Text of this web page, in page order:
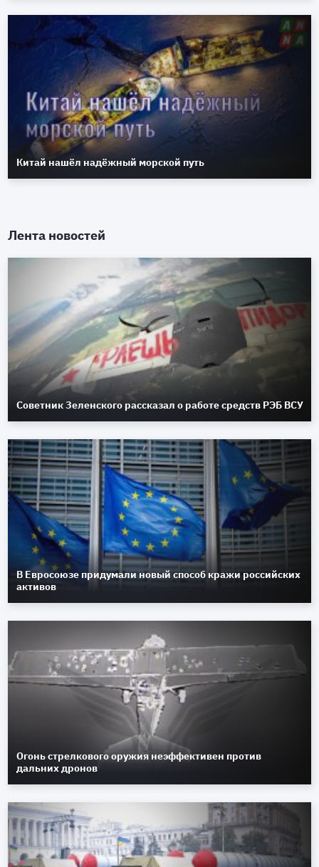
Китай нашёл надёжный морской путь
Лента новостей
Советник Зеленского рассказал о работе средств РЭБ ВСУ
В Евросоюзе придумали новый способ кражи российских
активов
Огонь стрелкового оружия неэффективен против
дальних дронов